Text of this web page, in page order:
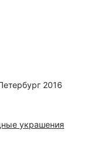
2016
украшения